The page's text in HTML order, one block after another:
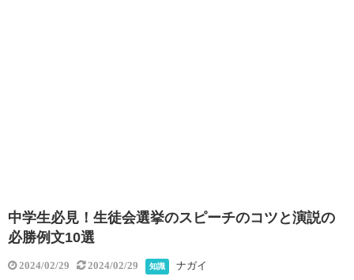
中学生必見！生徒会選挙のスピーチのコツと演説の
必勝例文10選
2024/02/29 2024/02/29 知識 ナガイ